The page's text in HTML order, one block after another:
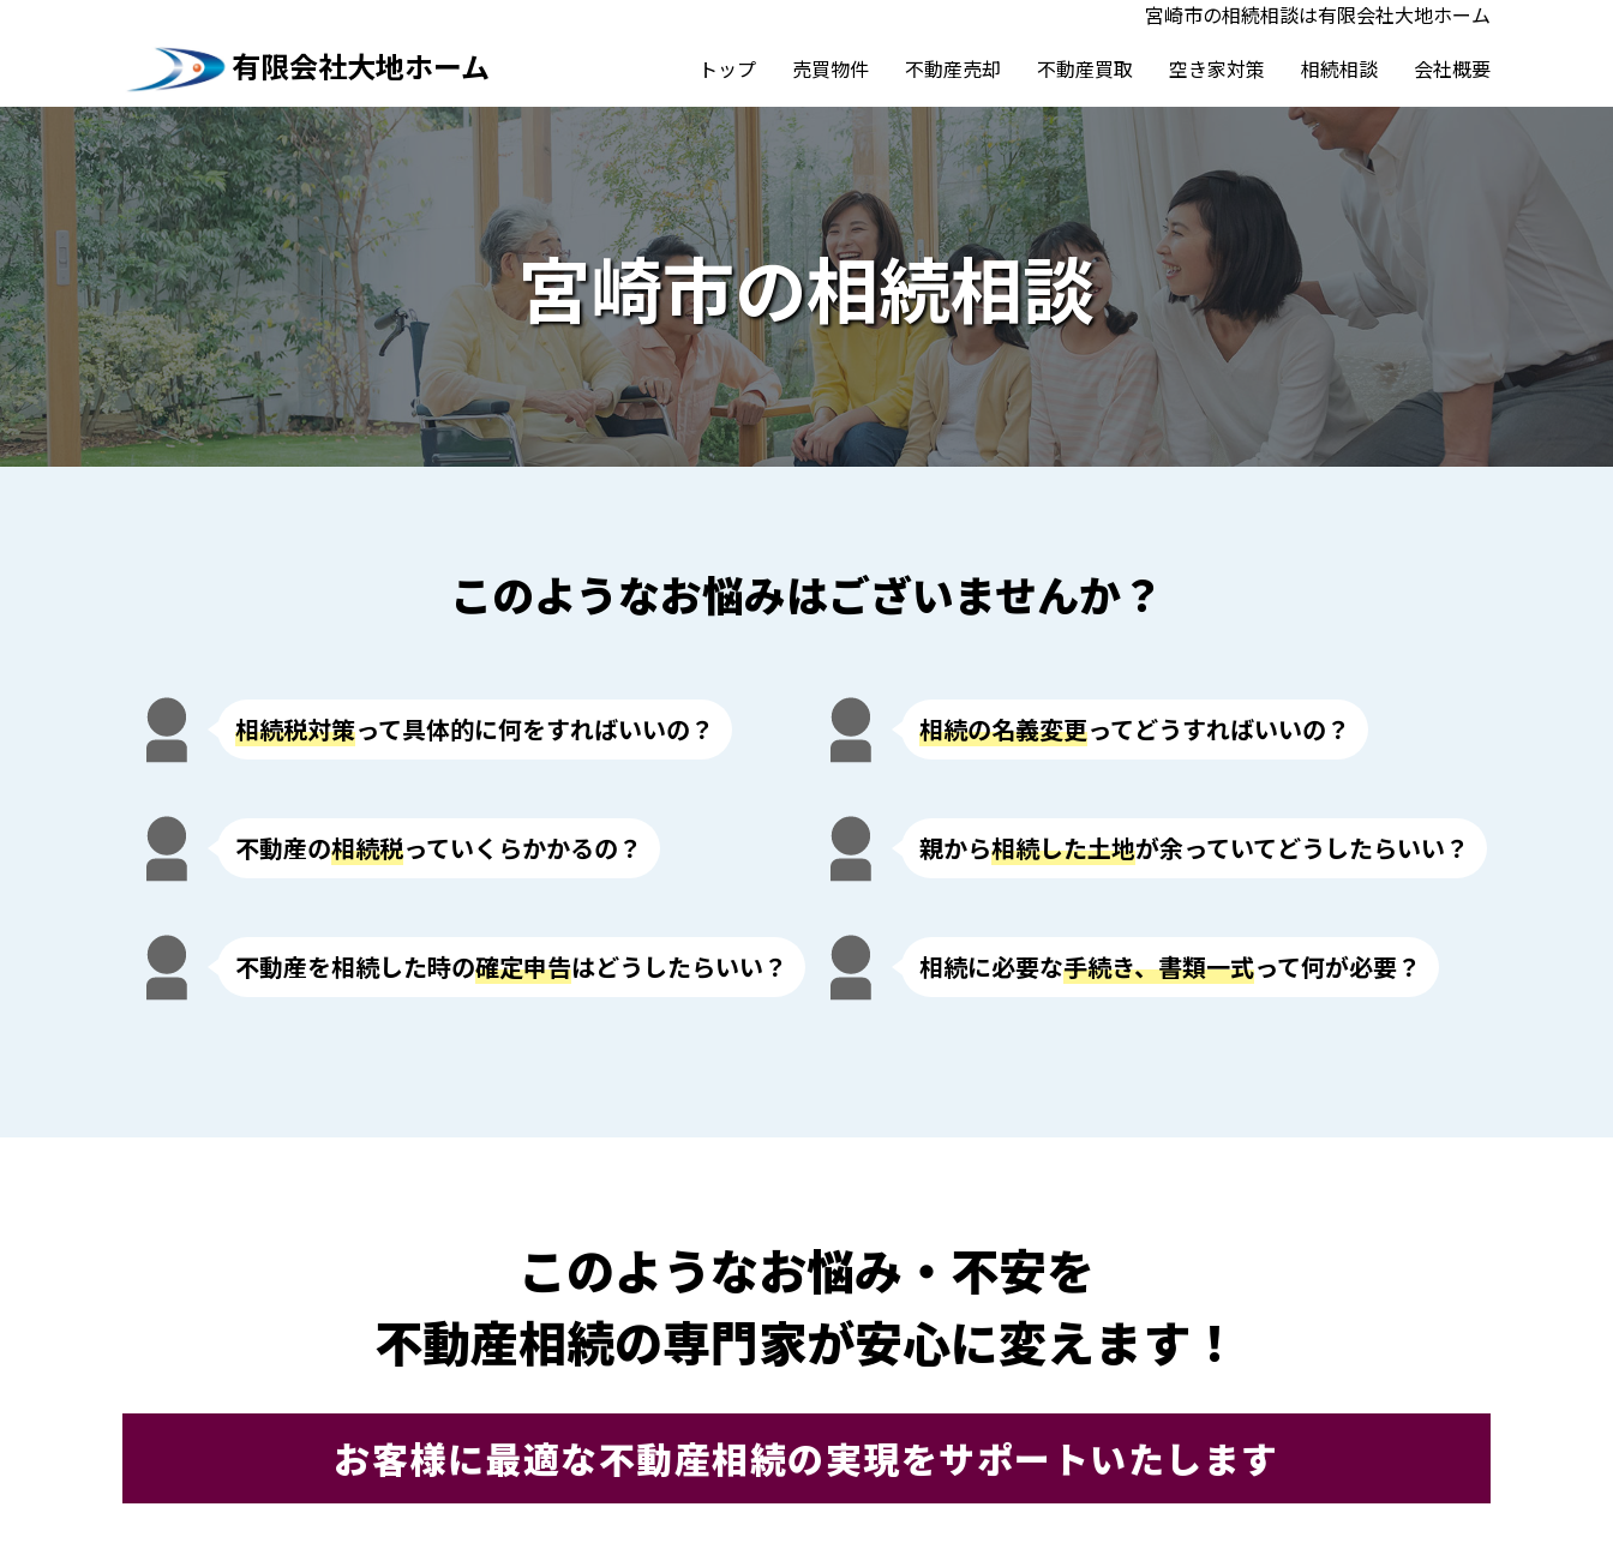
宮崎市の相続相談は有限会社大地ホーム
有限会社大地ホーム トップ 売買物件 不動産売却 不動産買取 空き家対策 相続相談 会社概要
宮崎市の相続相談
このようなお悩みはございませんか？
相続税対策って具体的に何をすればいいの？ 相続の名義変更ってどうすればいいの？
不動産の相続税っていくらかかるの？ 親から相続した土地が余っていてどうしたらいい？
不動産を相続した時の確定申告はどうしたらいい？ 相続に必要な手続き、書類一式って何が必要？
このようなお悩み・不安を
不動産相続の専門家が安心に変えます！
お客様に最適な不動産相続の実現をサポートいたします